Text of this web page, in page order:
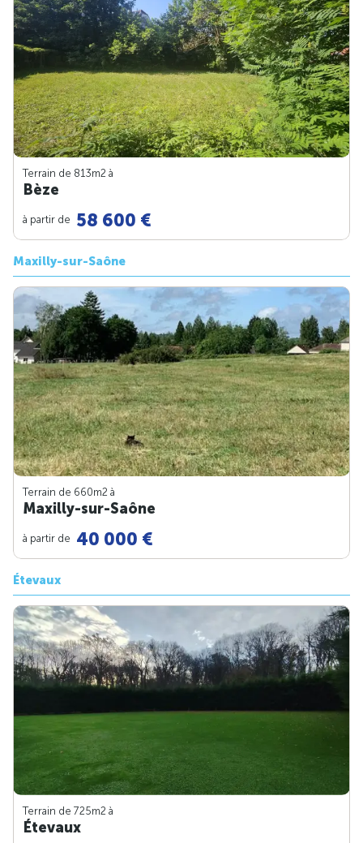
Terrain de 813m2 à
Bèze
à partir de 58 600 €
Maxilly-sur-Saône
Terrain de 660m2 à
Maxilly-sur-Saône
à partir de 40 000 €
Étevaux
Terrain de 725m2 à
Étevaux